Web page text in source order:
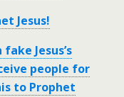
Jesus!
Jesus’s
people for
to Prophet